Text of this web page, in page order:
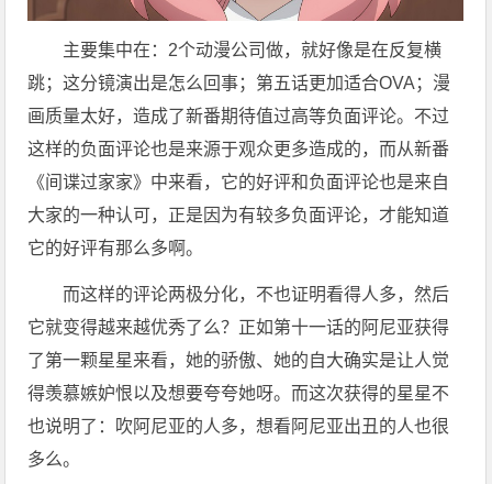
主要集中在：2个动漫公司做，就好像是在反复横
跳；这分镜演出是怎么回事；第五话更加适合OVA；漫
画质量太好，造成了新番期待值过高等负面评论。不过
这样的负面评论也是来源于观众更多造成的，而从新番
《间谍过家家》中来看，它的好评和负面评论也是来自
大家的一种认可，正是因为有较多负面评论，才能知道
它的好评有那么多啊。
而这样的评论两极分化，不也证明看得人多，然后
它就变得越来越优秀了么？正如第十一话的阿尼亚获得
了第一颗星星来看，她的骄傲、她的自大确实是让人觉
得羡慕嫉妒恨以及想要夸夸她呀。而这次获得的星星不
也说明了：吹阿尼亚的人多，想看阿尼亚出丑的人也很
多么。